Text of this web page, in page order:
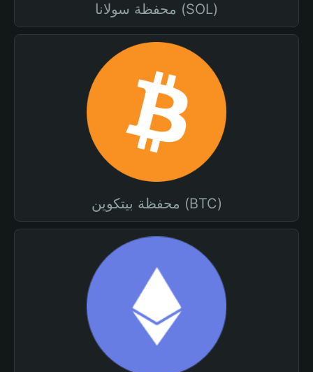
محفظة سولانا (SOL)
محفظة بيتكوين (BTC)